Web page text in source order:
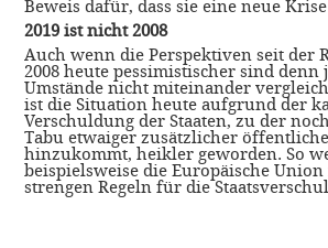
Beweis dafür, dass sie eine neue
2019 ist nicht 2008
Auch wenn die Perspektiven seit der
2008 heute pessimistischer sind denn
Umstände nicht miteinander
ist die Situation heute aufgrund der
Verschuldung der Staaten, zu der
Tabu etwaiger zusätzlicher
hinzukommt, heikler geworden. So
beispielsweise die Europäische
strengen Regeln für die